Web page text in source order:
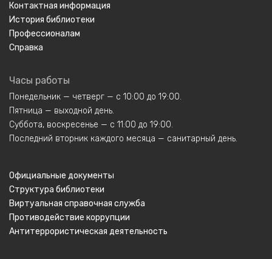
Контактная информация
История библиотеки
Профессионалам
Справка
Часы работы
Понедельник — четверг — с 10:00 до 19:00.
Пятница — выходной день.
Суббота, воскресенье — с 11:00 до 19:00.
Последний вторник каждого месяца — санитарный день.
Официальные документы
Структура библиотеки
Виртуальная справочная служба
Противодействие коррупции
Антитеррористическая деятельность